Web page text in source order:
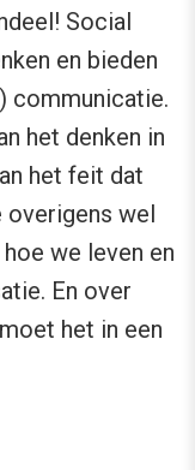
Social
en bieden
communicatie.
het denken in
het feit dat
overigens wel
we leven en
En over
het in een